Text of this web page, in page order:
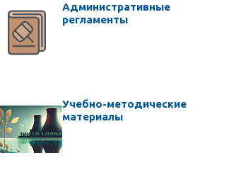
Административные
регламенты
Учебно-методические
материалы